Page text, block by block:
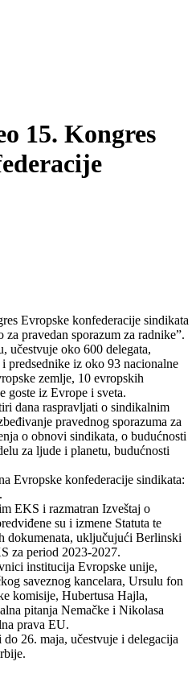
15. Kongres
Evropske konfederacije sindikata
pravedan sporazum za radnike”.
učestvuje oko 600 delegata,
predsednike iz oko 93 nacionalne
zemlje, 10 evropskih
goste iz Evrope i sveta.
dana raspravljati o sindikalnim
pravednog sporazuma za
o obnovi sindikata, o budućnosti
za ljude i planetu, budućnosti
Evropske konfederacije sindikata:
EKS i razmatran Izveštaj o
su i izmene Statuta te
dokumenata, uključujući Berlinski
za period 2023-2027.
institucija Evropske unije,
saveznog kancelara, Ursulu fon
komisije, Hubertusa Hajla,
pitanja Nemačke i Nikolasa
prava EU.
26. maja, učestvuje i delegacija